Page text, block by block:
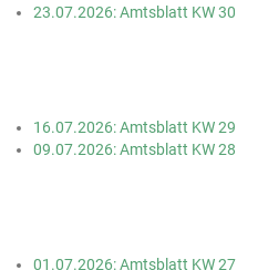
23.07.2026: Amtsblatt KW 30
16.07.2026: Amtsblatt KW 29
09.07.2026: Amtsblatt KW 28
01.07.2026: Amtsblatt KW 27